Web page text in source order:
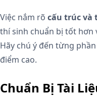
Việc nắm rõ cấu trúc và
thí sinh chuẩn bị tốt hơn
Hãy chú ý đến từng
điểm cao.
Chuẩn Bị Tài